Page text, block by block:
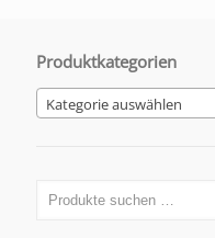
Produktkategorien
Kategorie auswählen